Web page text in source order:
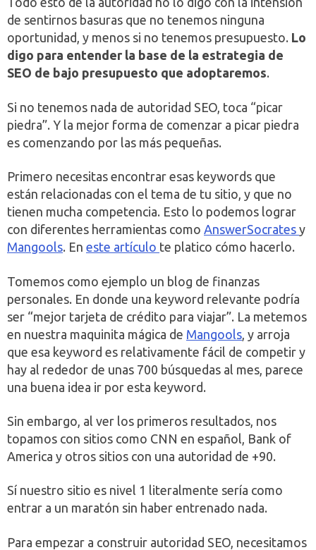
de sentirnos basuras que no tenemos ninguna
oportunidad, y menos si no tenemos presupuesto. Lo
digo para entender la base de la estrategia de
SEO de bajo presupuesto que adoptaremos.
Si no tenemos nada de autoridad SEO, toca “picar
piedra”. Y la mejor forma de comenzar a picar piedra
es comenzando por las más pequeñas.
Primero necesitas encontrar esas keywords que
están relacionadas con el tema de tu sitio, y que no
tienen mucha competencia. Esto lo podemos lograr
con diferentes herramientas como AnswerSocrates y
Mangools. En este artículo te platico cómo hacerlo.
Tomemos como ejemplo un blog de finanzas
personales. En donde una keyword relevante podría
ser “mejor tarjeta de crédito para viajar”. La metemos
en nuestra maquinita mágica de Mangools , y arroja
que esa keyword es relativamente fácil de competir y
hay al rededor de unas 700 búsquedas al mes, parece
una buena idea ir por esta keyword.
Sin embargo, al ver los primeros resultados, nos
topamos con sitios como CNN en español, Bank of
America y otros sitios con una autoridad de +90.
Sí nuestro sitio es nivel 1 literalmente sería como
entrar a un maratón sin haber entrenado nada.
Para empezar a construir autoridad SEO, necesitamos